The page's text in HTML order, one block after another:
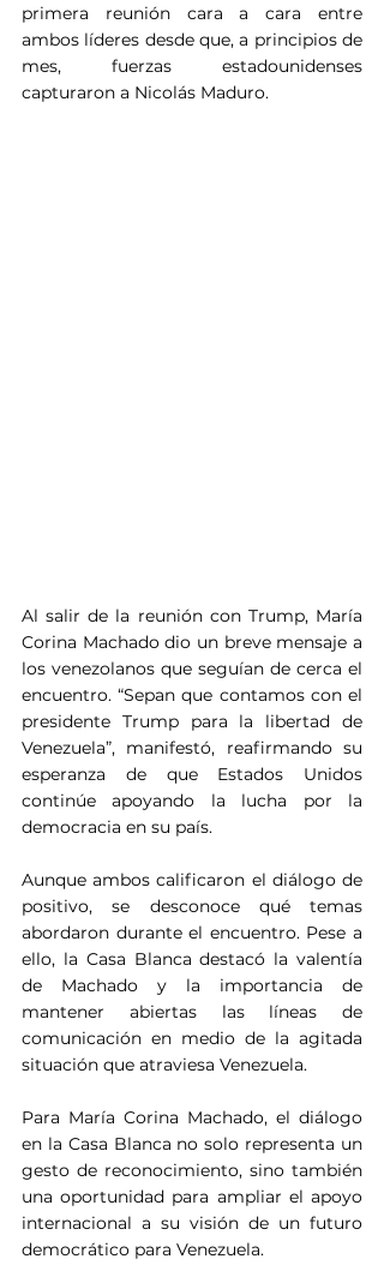
primera reunión cara a cara entre
ambos líderes desde que, a principios de
mes, fuerzas estadounidenses
capturaron a Nicolás Maduro.
Al salir de la reunión con Trump, María
Corina Machado dio un breve mensaje a
los venezolanos que seguían de cerca el
encuentro. “Sepan que contamos con el
presidente Trump para la libertad de
Venezuela”, manifestó, reafirmando su
esperanza de que Estados Unidos
continúe apoyando la lucha por la
democracia en su país.
Aunque ambos calificaron el diálogo de
positivo, se desconoce qué temas
abordaron durante el encuentro. Pese a
ello, la Casa Blanca destacó la valentía
de Machado y la importancia de
mantener abiertas las líneas de
comunicación en medio de la agitada
situación que atraviesa Venezuela.
Para María Corina Machado, el diálogo
en la Casa Blanca no solo representa un
gesto de reconocimiento, sino también
una oportunidad para ampliar el apoyo
internacional a su visión de un futuro
democrático para Venezuela.